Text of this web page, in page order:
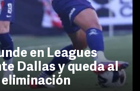
en Leagues
Dallas y queda al